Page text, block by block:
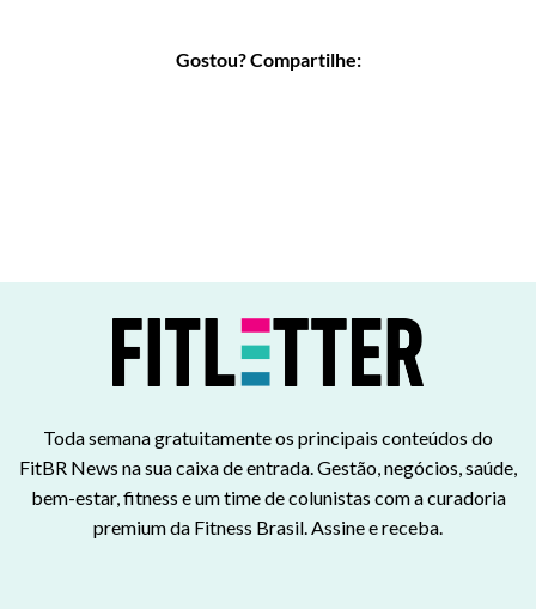
Gostou? Compartilhe:
Toda semana gratuitamente os principais conteúdos do
FitBR News na sua caixa de entrada. Gestão, negócios, saúde,
bem-estar, fitness e um time de colunistas com a curadoria
premium da Fitness Brasil. Assine e receba.